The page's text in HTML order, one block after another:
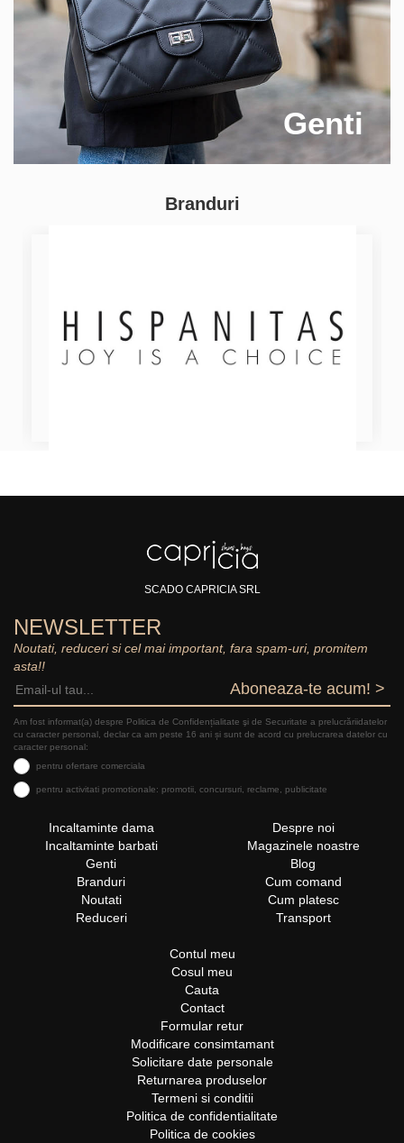
Genti
Branduri
SCADO CAPRICIA SRL
NEWSLETTER
Noutati, reduceri si cel mai important, fara spam-uri, promitem
asta!!
Aboneaza-te acum! >
Am fost informat(a) despre Politica de Confidențialitate şi de Securitate a prelucrăriidatelor
cu caracter personal, declar ca am peste 16 ani și sunt de acord cu prelucrarea datelor cu
caracter personal:
pentru ofertare comerciala
pentru activitati promotionale: promotii, concursuri, reclame, publicitate
Incaltaminte dama
Incaltaminte barbati
Genti
Branduri
Noutati
Reduceri
Despre noi
Magazinele noastre
Blog
Cum comand
Cum platesc
Transport
Contul meu
Cosul meu
Cauta
Contact
Formular retur
Modificare consimtamant
Solicitare date personale
Returnarea produselor
Termeni si conditii
Politica de confidentialitate
Politica de cookies